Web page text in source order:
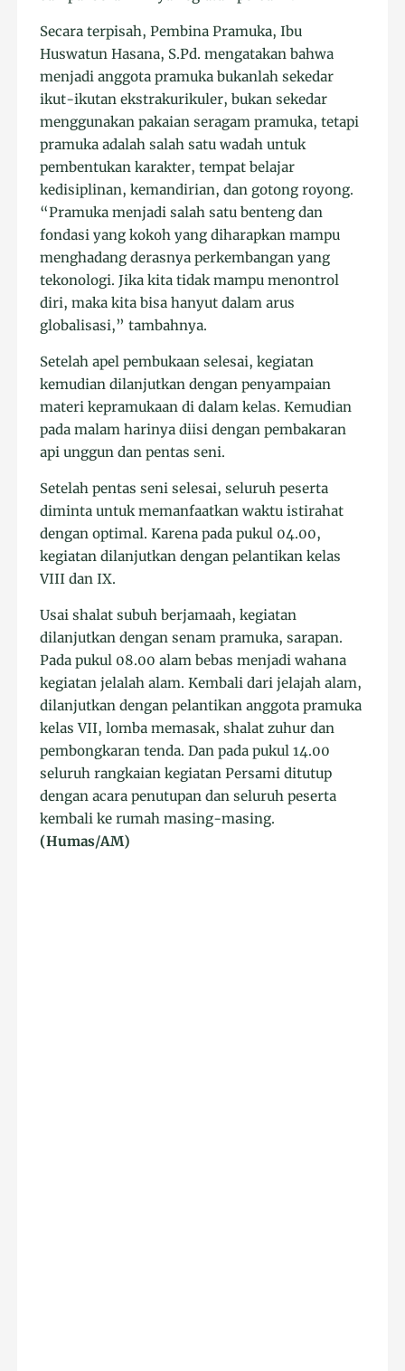
Secara terpisah, Pembina Pramuka, Ibu
Huswatun Hasana, S.Pd. mengatakan bahwa
menjadi anggota pramuka bukanlah sekedar
ikut-ikutan ekstrakurikuler, bukan sekedar
menggunakan pakaian seragam pramuka, tetapi
pramuka adalah salah satu wadah untuk
pembentukan karakter, tempat belajar
kedisiplinan, kemandirian, dan gotong royong.
“Pramuka menjadi salah satu benteng dan
fondasi yang kokoh yang diharapkan mampu
menghadang derasnya perkembangan yang
tekonologi. Jika kita tidak mampu menontrol
diri, maka kita bisa hanyut dalam arus
globalisasi,” tambahnya.
Setelah apel pembukaan selesai, kegiatan
kemudian dilanjutkan dengan penyampaian
materi kepramukaan di dalam kelas. Kemudian
pada malam harinya diisi dengan pembakaran
api unggun dan pentas seni.
Setelah pentas seni selesai, seluruh peserta
diminta untuk memanfaatkan waktu istirahat
dengan optimal. Karena pada pukul 04.00,
kegiatan dilanjutkan dengan pelantikan kelas
VIII dan IX.
Usai shalat subuh berjamaah, kegiatan
dilanjutkan dengan senam pramuka, sarapan.
Pada pukul 08.00 alam bebas menjadi wahana
kegiatan jelalah alam. Kembali dari jelajah alam,
dilanjutkan dengan pelantikan anggota pramuka
kelas VII, lomba memasak, shalat zuhur dan
pembongkaran tenda. Dan pada pukul 14.00
seluruh rangkaian kegiatan Persami ditutup
dengan acara penutupan dan seluruh peserta
kembali ke rumah masing-masing.
(Humas/AM)